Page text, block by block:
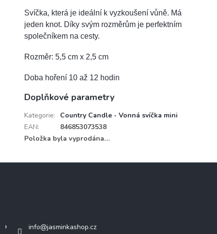
Svíčka, která je ideální k vyzkoušení vůně. Má
jeden knot. Díky svým rozměrům je perfektním
společníkem na cesty.
Rozměr: 5,5 cm x 2,5 cm
Doba hoření 10 až 12 hodin
Doplňkové parametry
Kategorie:
Country Candle - Vonná svíčka mini
EAN:
846853073538
Položka byla vyprodána…
info@jasminkashop.cz